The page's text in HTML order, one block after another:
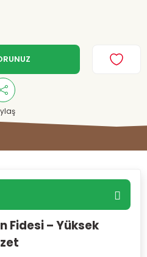
Fidesi – Yüksek